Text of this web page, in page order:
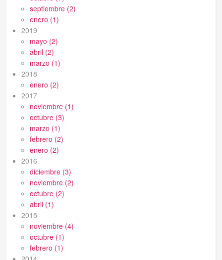
septiembre (2)
enero (1)
2019
mayo (2)
abril (2)
marzo (1)
2018
enero (2)
2017
noviembre (1)
octubre (3)
marzo (1)
febrero (2)
enero (2)
2016
diciembre (3)
noviembre (2)
octubre (2)
abril (1)
2015
noviembre (4)
octubre (1)
febrero (1)